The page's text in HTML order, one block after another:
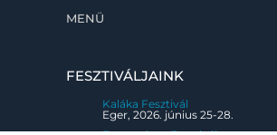
MENÜ
FESZTIVÁLJAINK
Kaláka Fesztivál
Eger, 2026. június 25-28.